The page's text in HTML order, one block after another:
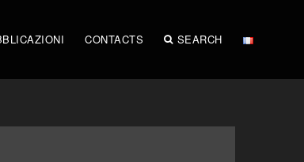
CONTACTS SEARCH